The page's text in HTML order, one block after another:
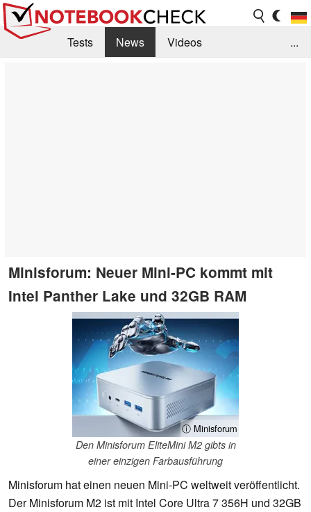
Tests News
Videos
...
Minisforum: Neuer Mini-PC kommt mit
Intel Panther Lake und 32GB RAM
ⓘ Minisforum
Den Minisforum EliteMini M2 gibts in
einer einzigen Farbausführung
Minisforum hat einen neuen Mini-PC weltweit veröffentlicht.
Der Minisforum M2 ist mit Intel Core Ultra 7 356H und 32GB